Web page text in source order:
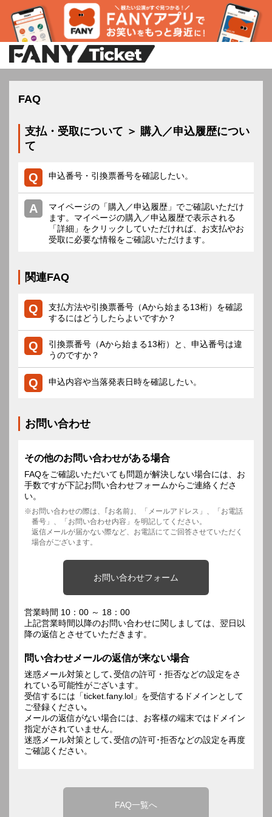
FAQ
支払・受取について ＞ 購入／申込履歴につい
て
申込番号・引換票番号を確認したい。
マイページの「購入／申込履歴」でご確認いただけ
ます。マイページの購入／申込履歴で表示される
「詳細」をクリックしていただければ、お支払やお
受取に必要な情報をご確認いただけます。
関連FAQ
支払方法や引換票番号（Aから始まる13桁）を確認
するにはどうしたらよいですか？
引換票番号（Aから始まる13桁）と、申込番号は違
うのですか？
申込内容や当落発表日時を確認したい。
お問い合わせ
その他のお問い合わせがある場合
FAQをご確認いただいても問題が解決しない場合には、お
手数ですが下記お問い合わせフォームからご連絡くださ
い。
お問い合わせの際は、｢お名前｣、「メールアドレス」、「お電話
番号」、「お問い合わせ内容」を明記してください。
返信メールが届かない際など、お電話にてご回答させていただく
場合がございます。
お問い合わせフォーム
営業時間 10：00 ～ 18：00
上記営業時間以降のお問い合わせに関しましては、翌日以
降の返信とさせていただきます。
問い合わせメールの返信が来ない場合
迷惑メール対策として､受信の許可・拒否などの設定をさ
れている可能性がございます。
受信するには「ticket.fany.lol」を受信するドメインとして
ご登録ください｡
メールの返信がない場合には、お客様の端末ではドメイン
指定がされていません。
迷惑メール対策として､受信の許可･拒否などの設定を再度
ご確認ください。
FAQ一覧へ